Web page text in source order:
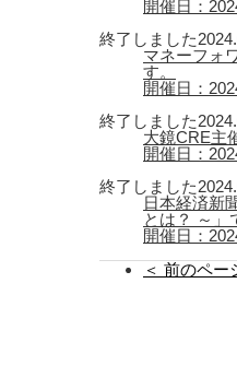
開催日：
終了しました
マネーフォ
す。
開催日：
終了しました
大鏡CRE主
開催日：
終了しました
日本経済新
とは？ ～」
開催日：
＜ 前のペー